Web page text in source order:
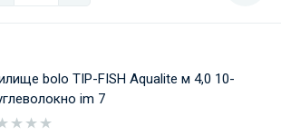
bolo TIP-FISH Aqualite м 4,0 10-
im 7